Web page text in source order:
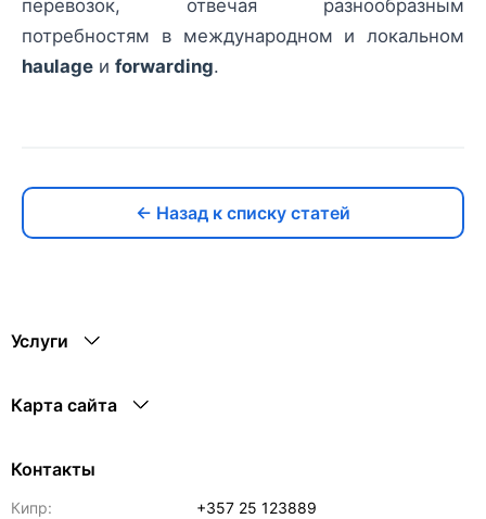
перевозок, отвечая разнообразным
потребностям в международном и локальном
haulage и forwarding.
← Назад к списку статей
Услуги
Карта сайта
Контакты
Кипр:
+357 25 123889